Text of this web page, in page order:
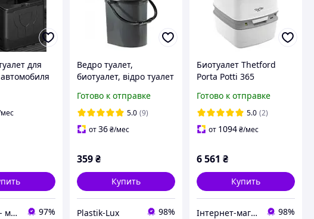
для
Интернет - магазин МАНДАРИНКА 97%
Ведро туалет,
биотуалет, відро туалет
Готово к отправке
5.0 (9)
от36 ₴/мес
359 ₴
Купить
Plastik-Lux 98%
Биотуалет Thetford
Porta Potti 365
мобильный туалет
белый
Готово к отправке
5.0 (2)
от 1094₴/мес
6 561 ₴
Купить
Інтернет-магазин Vkorzine.in.ua 98%